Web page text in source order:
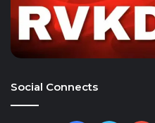
Social Connects